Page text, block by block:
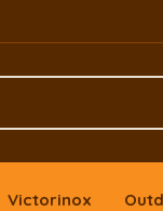
Victorinox